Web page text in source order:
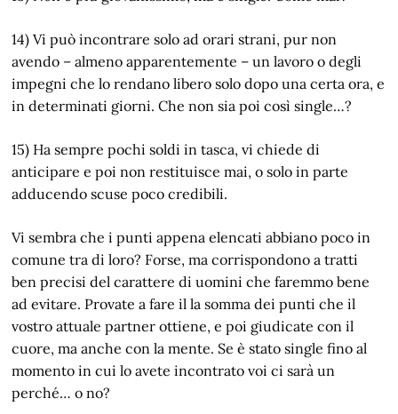
14) Vi può incontrare solo ad orari strani, pur non
avendo – almeno apparentemente – un lavoro o degli
impegni che lo rendano libero solo dopo una certa ora, e
in determinati giorni. Che non sia poi così single…?
15) Ha sempre pochi soldi in tasca, vi chiede di
anticipare e poi non restituisce mai, o solo in parte
adducendo scuse poco credibili.
Vi sembra che i punti appena elencati abbiano poco in
comune tra di loro? Forse, ma corrispondono a tratti
ben precisi del carattere di uomini che faremmo bene
ad evitare. Provate a fare il la somma dei punti che il
vostro attuale partner ottiene, e poi giudicate con il
cuore, ma anche con la mente. Se è stato single fino al
momento in cui lo avete incontrato voi ci sarà un
perché… o no?